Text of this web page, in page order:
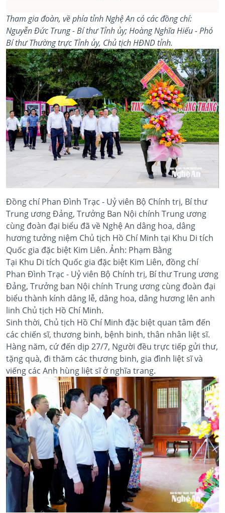
Tham gia đoàn, về phía tỉnh Nghệ An có các đồng chí:
Nguyễn Đức Trung - Bí thư Tỉnh ủy; Hoàng Nghĩa Hiếu - Phó
Bí thư Thường trực Tỉnh ủy, Chủ tịch HĐND tỉnh.
Đồng chí Phan Đình Trạc - Uỷ viên Bộ Chính trị, Bí thư
Trung ương Đảng, Trưởng Ban Nội chính Trung ương
cùng đoàn đại biểu đã về Nghệ An dâng hoa, dâng
hương tưởng niệm Chủ tịch Hồ Chí Minh tại Khu Di tích
Quốc gia đặc biệt Kim Liên. Ảnh: Phạm Bằng
Tại Khu Di tích Quốc gia đặc biệt Kim Liên, đồng chí
Phan Đình Trạc - Uỷ viên Bộ Chính trị, Bí thư Trung ương
Đảng, Trưởng ban Nội chính Trung ương cùng đoàn đại
biểu thành kính dâng lễ, dâng hoa, dâng hương lên anh
linh Chủ tịch Hồ Chí Minh.
Sinh thời, Chủ tịch Hồ Chí Minh đặc biệt quan tâm đến
các chiến sĩ, thương binh, bệnh binh, thân nhân liệt sĩ.
Hàng năm, cứ đến dịp 27/7, Người đều trực tiếp gửi thư,
tặng quà, đi thăm các thương binh, gia đình liệt sĩ và
viếng các Anh hùng liệt sĩ ở nghĩa trang.